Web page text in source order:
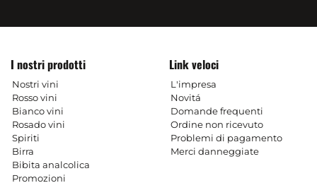
I nostri prodotti
Nostri vini
Rosso vini
Bianco vini
Rosado vini
Spiriti
Birra
Bibita analcolica
Promozioni
Link veloci
L'impresa
Novitá
Domande frequenti
Ordine non ricevuto
Problemi di pagamento
Merci danneggiate